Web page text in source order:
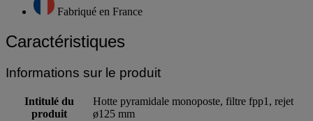
Fabriqué en France
Caractéristiques
Informations sur le produit
Intitulé du
produit
Hotte pyramidale monoposte, filtre fpp1, rejet
ø125 mm